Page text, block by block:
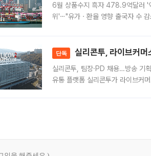
6월 상품수지 흑자 478.9억달러 '
위'⋯"유가ㆍ환율 영향 출국자 수
단독 실리콘투, 라이브커머
실리콘투, 팀장·PD 채용…방송 기
유통 플랫폼 실리콘투가 라이브커